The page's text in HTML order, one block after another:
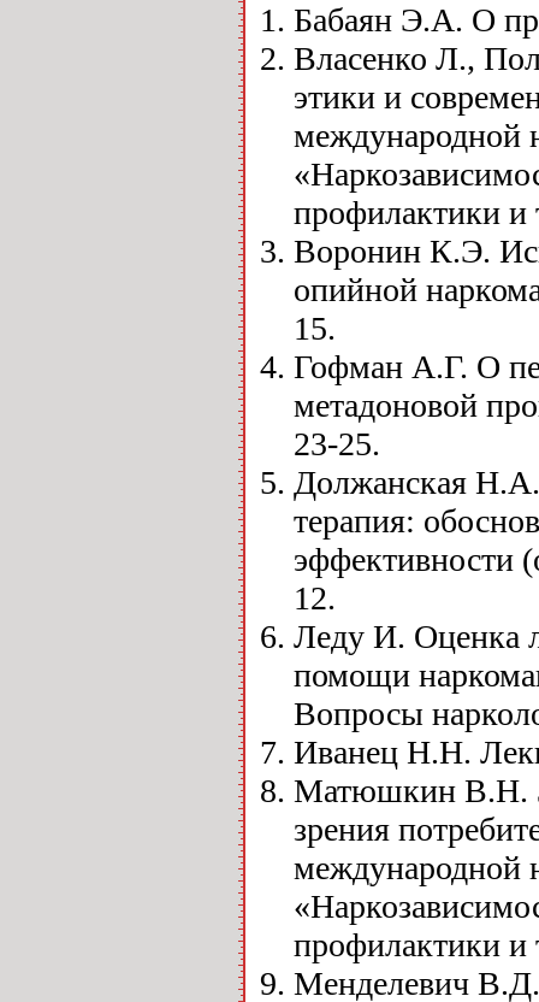
Бабаян Э.А. О
Власенко Л.,
этики и
международной
профилактики и
Воронин К.Э.
опийной
15.
Гофман А.Г. О
метадоновой
23-25.
Должанская
терапия:
эффективности
12.
Леду И. Оценка
помощи
Вопросы
Иванец Н.Н.
Матюшкин В.Н.
зрения
международной
профилактики и
Менделевич В.Д.